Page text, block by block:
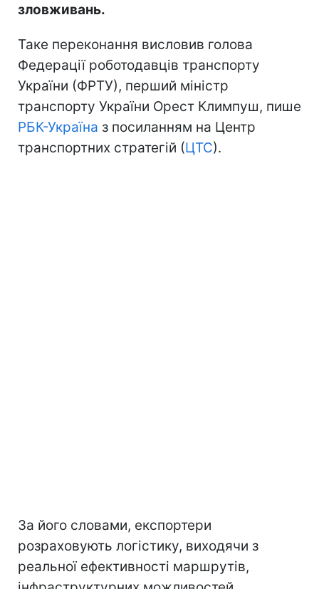
зловживань.
Таке переконання висловив голова
Федерації роботодавців транспорту
України (ФРТУ), перший міністр
транспорту України Орест Климпуш, пише
РБК-Україна з посиланням на Центр
транспортних стратегій (ЦТС).
За його словами, експортери
розраховують логістику, виходячи з
реальної ефективності маршрутів,